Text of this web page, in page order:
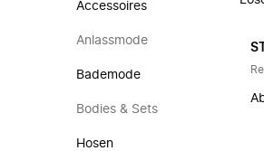
Accessoires
Anlassmode
Bademode
Bodies & Sets
Hosen